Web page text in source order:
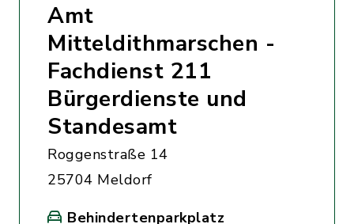
Amt
Mitteldithmarschen -
Fachdienst 211
Bürgerdienste und
Standesamt
Roggenstraße 14
25704 Meldorf
Behindertenparkplatz